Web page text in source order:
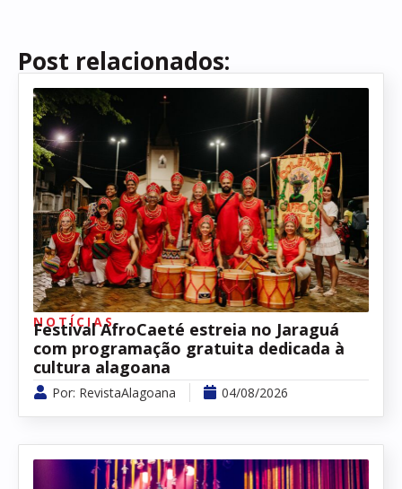
Post relacionados:
NOTÍCIAS
Festival AfroCaeté estreia no Jaraguá
com programação gratuita dedicada à
cultura alagoana
Por: RevistaAlagoana 04/08/2026